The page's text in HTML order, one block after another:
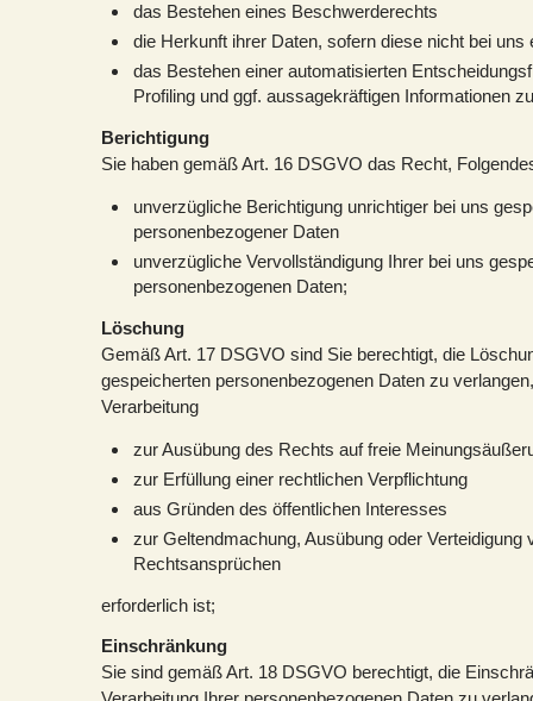
das Bestehen eines Beschwerderechts
die Herkunft ihrer Daten, sofern diese nicht bei uns
das Bestehen einer automatisierten
Profiling und ggf. aussagekräftigen Informationen
Berichtigung
Sie haben gemäß Art. 16 DSGVO das Recht,
unverzügliche Berichtigung unrichtiger bei uns
personenbezogener Daten
unverzügliche Vervollständigung Ihrer bei uns
personenbezogenen Daten;
Löschung
Gemäß Art. 17 DSGVO sind Sie berechtigt, die
gespeicherten personenbezogenen Daten zu
Verarbeitung
zur Ausübung des Rechts auf freie
zur Erfüllung einer rechtlichen Verpflichtung
aus Gründen des öffentlichen Interesses
zur Geltendmachung, Ausübung oder Verteidigung
Rechtsansprüchen
erforderlich ist;
Einschränkung
Sie sind gemäß Art. 18 DSGVO berechtigt, die